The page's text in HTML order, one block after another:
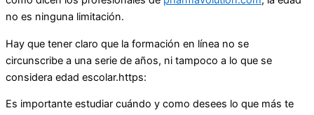
no es ninguna limitación.
Hay que tener claro que la formación en línea no se
circunscribe a una serie de años, ni tampoco a lo que se
considera edad escolar.https:
Es importante estudiar cuándo y como desees lo que más te